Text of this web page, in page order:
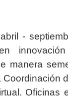
-
manera
Oficinas